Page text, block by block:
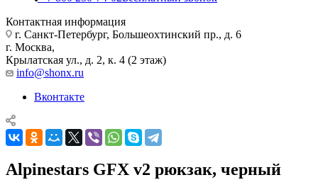
Контактная информация
г. Санкт-Петербург, Большеохтинский пр., д. 6
г. Москва,
Крылатская ул., д. 2, к. 4 (2 этаж)
info@shonx.ru
Вконтакте
Alpinestars GFX v2 рюкзак, черный